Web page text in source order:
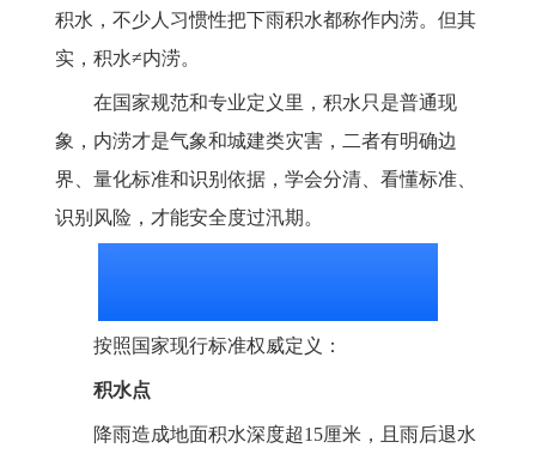
积水，不少人习惯性把下雨积水都称作内涝。但其
实，积水≠内涝。
在国家规范和专业定义里，积水只是普通现
象，内涝才是气象和城建类灾害，二者有明确边
界、量化标准和识别依据，学会分清、看懂标准、
识别风险，才能安全度过汛期。
按照国家现行标准权威定义：
积水点
降雨造成地面积水深度超15厘米，且雨后退水